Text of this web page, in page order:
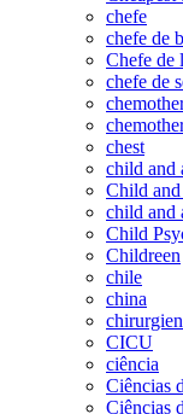
chefe
chefe de
Chefe de
chefe de
chest
child and
Child
child and
Child
Childreen
chile
china
CICU
ciência
Ciências
Ciências